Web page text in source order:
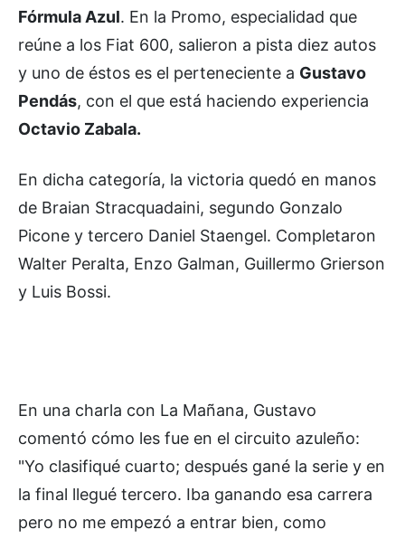
Fórmula Azul. En la Promo, especialidad que
reúne a los Fiat 600, salieron a pista diez autos
y uno de éstos es el perteneciente a Gustavo
Pendás, con el que está haciendo experiencia
Octavio Zabala.
En dicha categoría, la victoria quedó en manos
de Braian Stracquadaini, segundo Gonzalo
Picone y tercero Daniel Staengel. Completaron
Walter Peralta, Enzo Galman, Guillermo Grierson
y Luis Bossi.
En una charla con La Mañana, Gustavo
comentó cómo les fue en el circuito azuleño:
"Yo clasifiqué cuarto; después gané la serie y en
la final llegué tercero. Iba ganando esa carrera
pero no me empezó a entrar bien, como